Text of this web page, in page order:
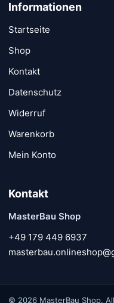
Informationen
Startseite
Shop
Kontakt
Datenschutz
Widerruf
Warenkorb
Mein Konto
Kontakt
MasterBau Shop
+49 179 449 6937
© 2026 MasterBau Shop.